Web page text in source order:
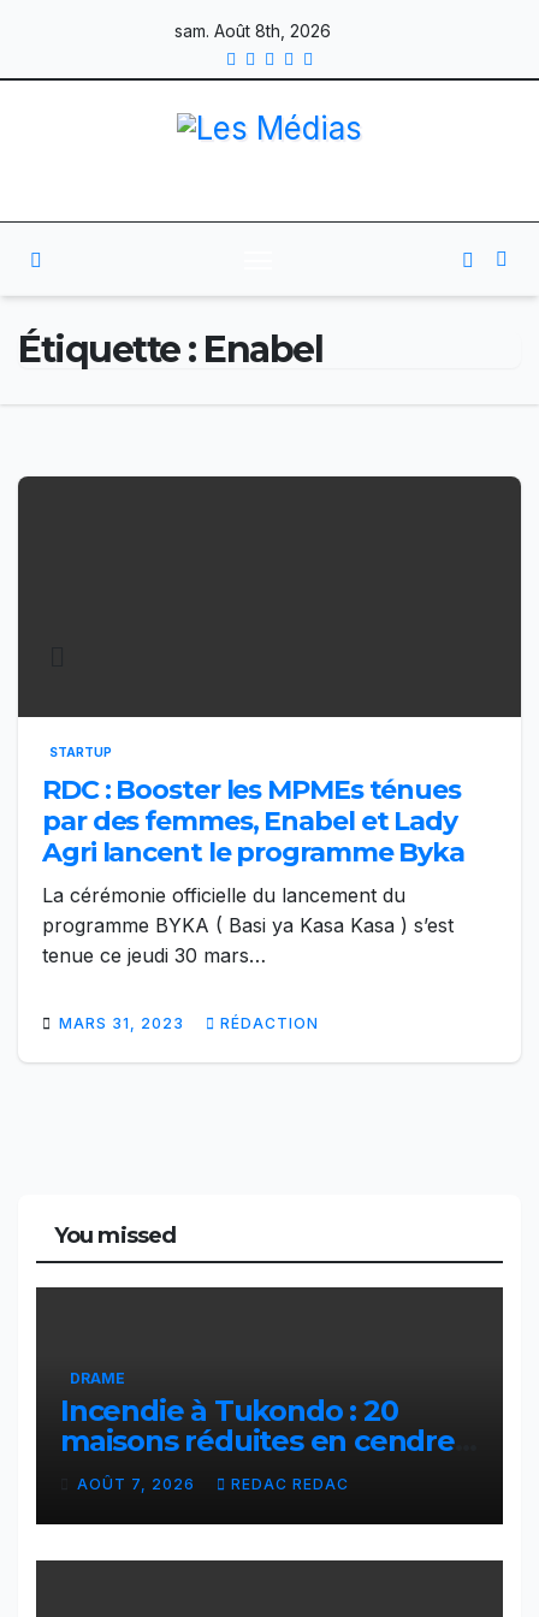
sam. Août 8th, 2026
Étiquette : Enabel
STARTUP
RDC : Booster les MPMEs ténues
par des femmes, Enabel et Lady
Agri lancent le programme Byka
La cérémonie officielle du lancement du
programme BYKA ( Basi ya Kasa Kasa ) s’est
tenue ce jeudi 30 mars…
MARS 31, 2023 RÉDACTION
You missed
DRAME
Incendie à Tukondo : 20
maisons réduites en cendres,
plusieurs familles sans abri
AOÛT 7, 2026 REDAC REDAC